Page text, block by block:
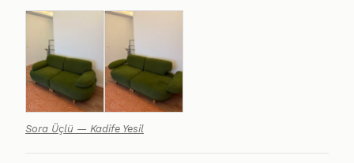
Sora Üçlü — Kadife Yesil